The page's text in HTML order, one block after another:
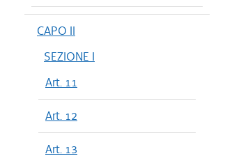
CAPO II
SEZIONE I
Art. 11
Art. 12
Art. 13